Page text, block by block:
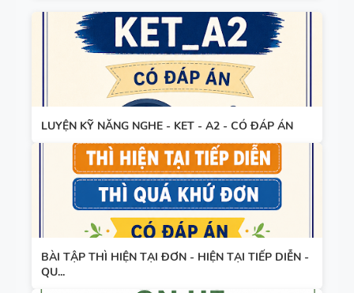
LUYỆN KỸ NĂNG NGHE - KET - A2 - CÓ ĐÁP ÁN
BÀI TẬP THÌ HIỆN TẠI ĐƠN - HIỆN TẠI TIẾP DIỄN -
QU...